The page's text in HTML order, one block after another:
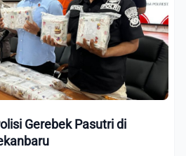
Gerebek Pasutri di